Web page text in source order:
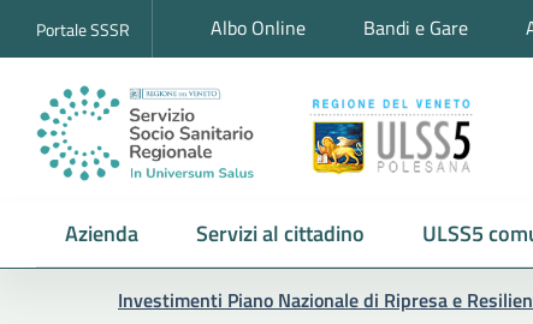
Portale SSSR Albo Online Bandi e Gare
Azienda Servizi al cittadino ULSS5
Investimenti Piano Nazionale di Ripresa e